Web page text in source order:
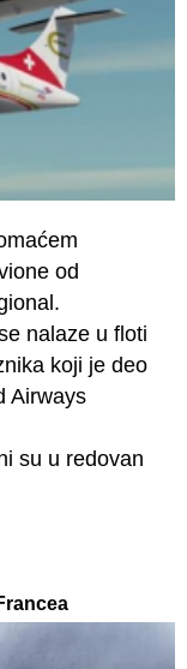
od
nalaze u floti
koji je deo
Airways
su u redovan